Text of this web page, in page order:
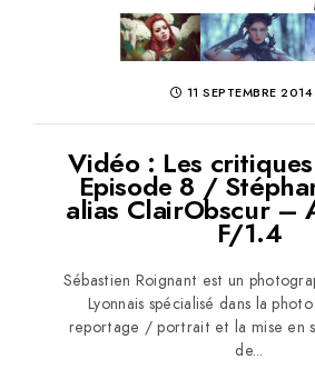
11 SEPTEMBRE 2014
Vidéo : Les
Episode 8 /
alias ClairObscur –
F/1.4
Sébastien Roignant est un
Lyonnais spécialisé dans la
reportage / portrait et la mise en
de...